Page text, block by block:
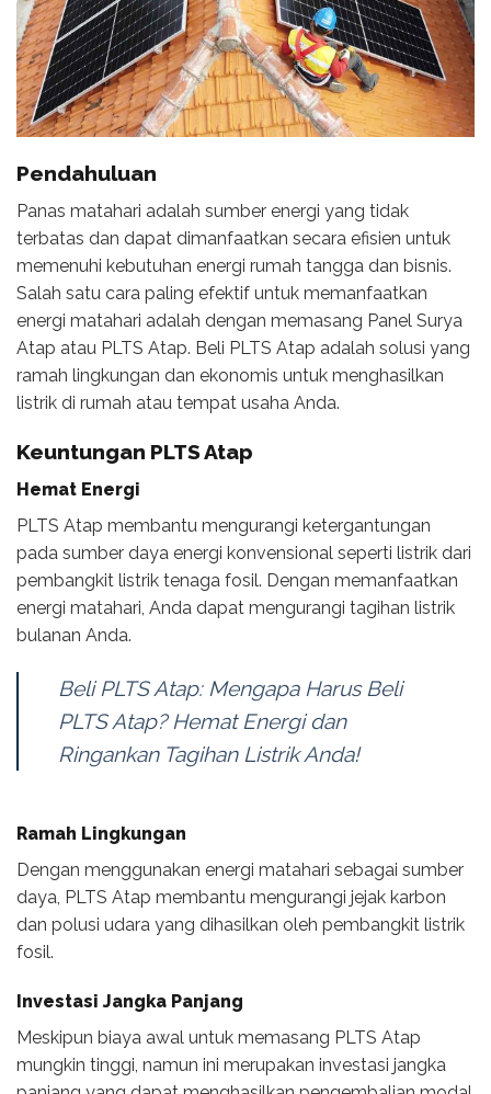
Pendahuluan
Panas matahari adalah sumber energi yang tidak
terbatas dan dapat dimanfaatkan secara efisien untuk
memenuhi kebutuhan energi rumah tangga dan bisnis.
Salah satu cara paling efektif untuk memanfaatkan
energi matahari adalah dengan memasang Panel Surya
Atap atau PLTS Atap. Beli PLTS Atap adalah solusi yang
ramah lingkungan dan ekonomis untuk menghasilkan
listrik di rumah atau tempat usaha Anda.
Keuntungan PLTS Atap
Hemat Energi
PLTS Atap membantu mengurangi ketergantungan
pada sumber daya energi konvensional seperti listrik dari
pembangkit listrik tenaga fosil. Dengan memanfaatkan
energi matahari, Anda dapat mengurangi tagihan listrik
bulanan Anda.
Beli PLTS Atap: Mengapa Harus Beli
PLTS Atap? Hemat Energi dan
Ringankan Tagihan Listrik Anda!
Ramah Lingkungan
Dengan menggunakan energi matahari sebagai sumber
daya, PLTS Atap membantu mengurangi jejak karbon
dan polusi udara yang dihasilkan oleh pembangkit listrik
fosil.
Investasi Jangka Panjang
Meskipun biaya awal untuk memasang PLTS Atap
mungkin tinggi, namun ini merupakan investasi jangka